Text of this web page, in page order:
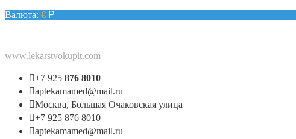
Валюта: € Р
www.lekarstvokupit.com
+7 925 876 8010
aptekamamed@mail.ru
Москва, Большая Очаковская улица
+7 925 876 8010
aptekamamed@mail.ru